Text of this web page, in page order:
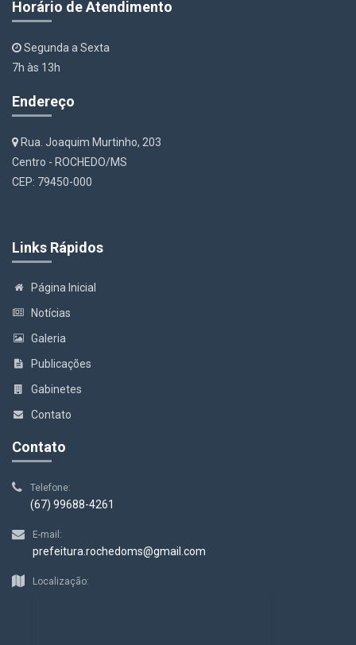
Horário de Atendimento
Segunda a Sexta
7h às 13h
Endereço
Rua. Joaquim Murtinho, 203
Centro - ROCHEDO/MS
CEP: 79450-000
Links Rápidos
Página Inicial
Notícias
Galeria
Publicações
Gabinetes
Contato
Contato
Telefone:
(67) 99688-4261
E-mail:
prefeitura.rochedoms@gmail.com
Localização: